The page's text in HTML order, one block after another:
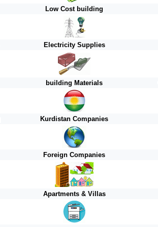
Low Cost building
Electricity Supplies
building Materials
Kurdistan Companies
Foreign Companies
Apartments & Villas